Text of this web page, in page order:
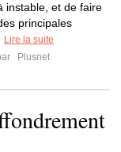
instable, et de faire
principales
Lire la suite
Plusnet